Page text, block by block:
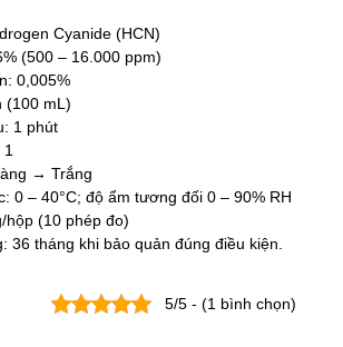
Cyanide (HCN)
(500 – 16.000 ppm)
0,005%
(100 mL)
1 phút
→ Trắng
0 – 40°C; độ ẩm tương đối 0 – 90% RH
hộp (10 phép đo)
36 tháng khi bảo quản đúng điều kiện.
5/5 - (1 bình chọn)